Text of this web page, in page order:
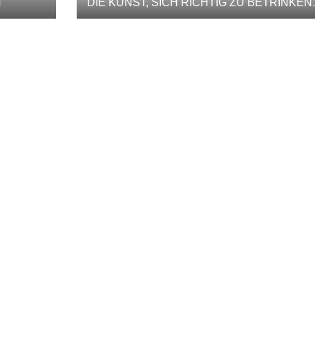
DIE KUNST, SICH RICHTIG ZU BETRINKEN.